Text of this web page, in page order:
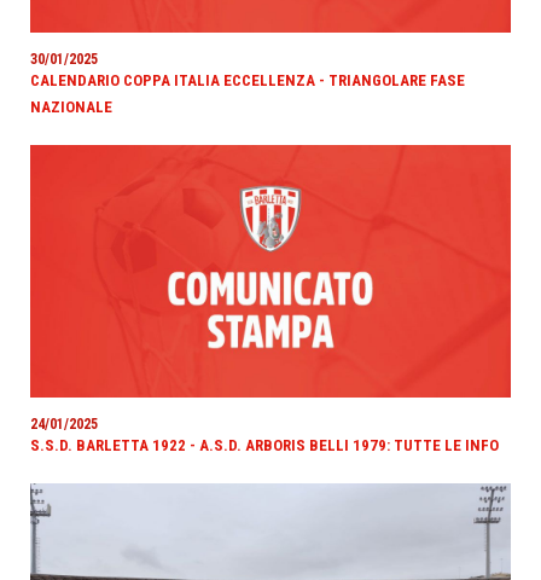
30/01/2025
CALENDARIO COPPA ITALIA ECCELLENZA - TRIANGOLARE FASE
NAZIONALE
24/01/2025
S.S.D. BARLETTA 1922 - A.S.D. ARBORIS BELLI 1979: TUTTE LE INFO